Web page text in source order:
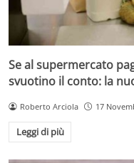
Se al supermercato
svuotino il conto: la
Roberto Arciola 17
Leggi di più